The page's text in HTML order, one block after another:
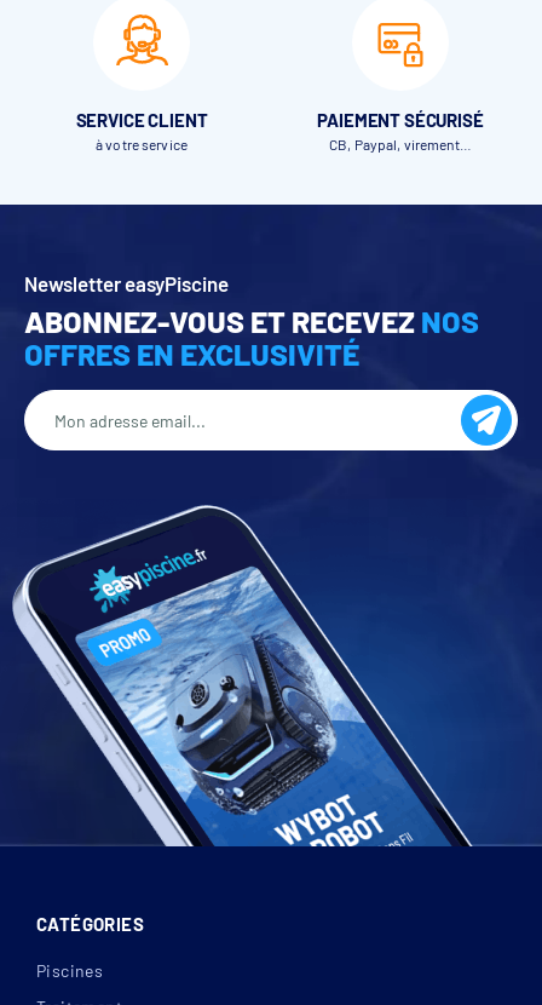
1 axe aluminium laqué blanc, beige, gris perle ou gris soutenu
Ø 130 mm jusqu’à 5,03 m et anodisé Ø 165 mm de 5,04 à 6,03
m, • 1 moteur tubulaire 24v 120 ou 200 Nm débrayable,
des supports
2 batteries
1 commutateur à clef 3 positions : ouverture impulsionnelle,
SERVICE CLIENT
à votre service
PAIEMENT SÉCURISÉ
CB, Paypal, virement…
Newsletter easyPiscine
ABONNEZ-VOUS ET RECEVEZ NOS
OFFRES EN EXCLUSIVITÉ
CATÉGORIES
Piscines